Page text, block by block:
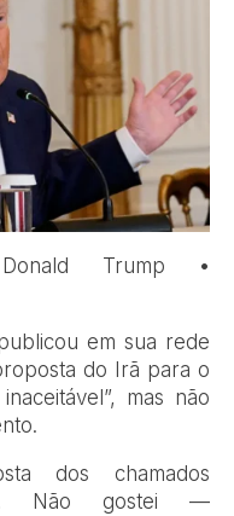
Trump •
em sua rede
do Irã para o
mas não
dos chamados
Não gostei —